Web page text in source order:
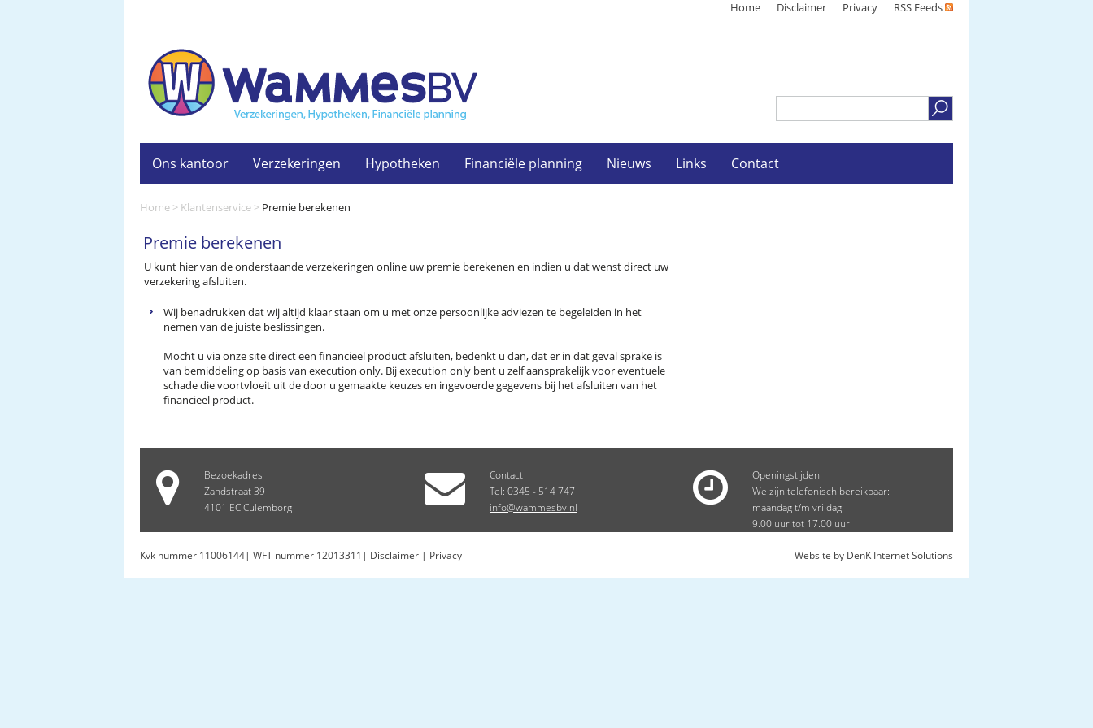
Home Disclaimer Privacy RSS Feeds
Home > Klantenservice > Premie berekenen
Premie berekenen
U kunt hier van de onderstaande verzekeringen online uw premie berekenen en indien u dat wenst direct uw
verzekering afsluiten.
Wij benadrukken dat wij altijd klaar staan om u met onze persoonlijke adviezen te begeleiden in het
nemen van de juiste beslissingen.
Mocht u via onze site direct een financieel product afsluiten, bedenkt u dan, dat er in dat geval sprake is
van bemiddeling op basis van execution only. Bij execution only bent u zelf aansprakelijk voor eventuele
schade die voortvloeit uit de door u gemaakte keuzes en ingevoerde gegevens bij het afsluiten van het
financieel product.
Bezoekadres
Zandstraat 39
4101 EC Culemborg
Contact
Tel: 0345 - 514 747
info@wammesbv.nl
Openingstijden
We zijn telefonisch bereikbaar:
maandag t/m vrijdag
9.00 uur tot 17.00 uur
Kvk nummer 11006144| WFT nummer 12013311| Disclaimer | Privacy Website by DenK Internet Solutions
Ons kantoor Verzekeringen Hypotheken Financiële planning Nieuws Links Contact